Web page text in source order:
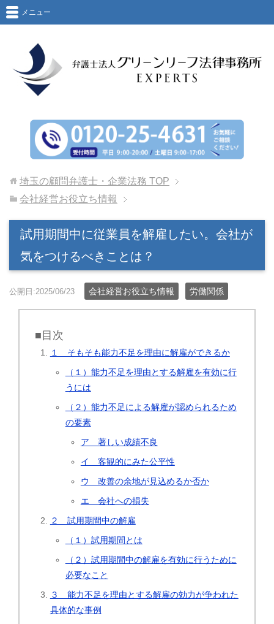
メニュー
埼玉の顧問弁護士・企業法務 TOP
会社経営お役立ち情報
試用期間中に従業員を解雇したい。会社が
気をつけるべきことは？
公開日:2025/06/23 会社経営お役立ち情報 労働関係
■目次
１ そもそも能力不足を理由に解雇ができるか
（１）能力不足を理由とする解雇を有効に行
うには
（２）能力不足による解雇が認められるため
の要素
ア 著しい成績不良
イ 客観的にみた公平性
ウ 改善の余地が見込めるか否か
エ 会社への損失
２ 試用期間中の解雇
（１）試用期間とは
（２）試用期間中の解雇を有効に行うために
必要なこと
３ 能力不足を理由とする解雇の効力が争われた
具体的な事例